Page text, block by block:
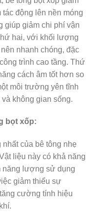
động lên nền móng
giúp giảm chi phí vận
hai, với khối lượng
nhanh chóng, đặc
trình cao tầng. Thứ
cách âm tốt hơn so
môi trường yên tĩnh
không gian sống.
bọt xốp:
của bê tông nhẹ
liệu này có khả năng
năng lượng sử dụng
giảm thiểu sự
cường tính hiệu